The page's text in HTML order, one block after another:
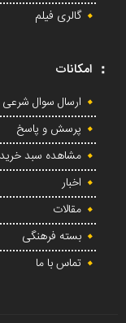
گالری فیلم
امکانات
ارسال سوال شرعی
پرسش و پاسخ
مشاهده سبد خرید
اخبار
مقالات
بسته فرهنگی
تماس با ما